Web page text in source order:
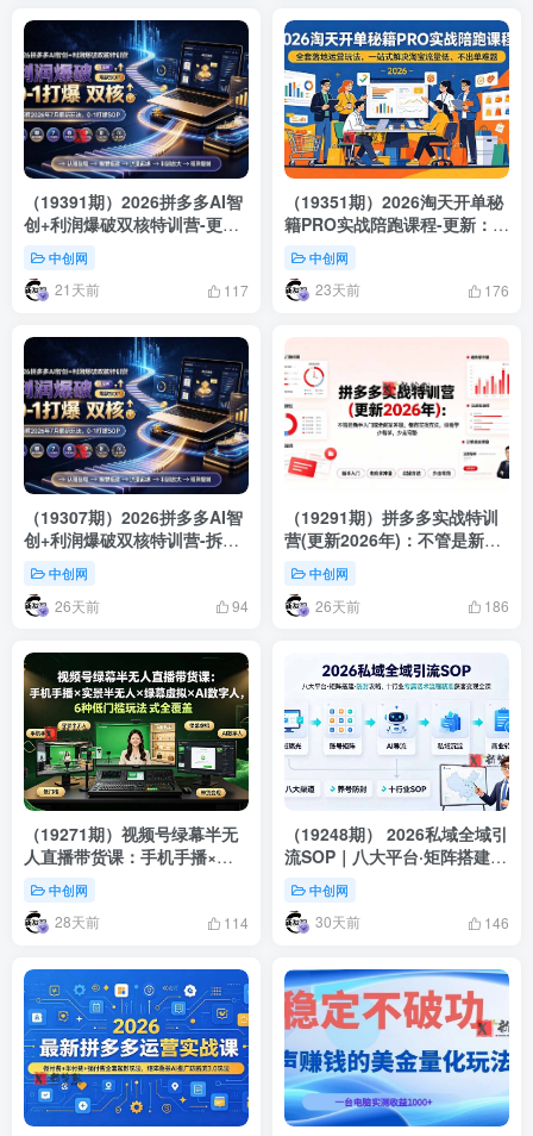
（19391期）2026拼多多AI智
创+利润爆破双核特训营-更
新：拆解2026年7月最新玩
法，0-1打爆SOP
中创网
21天前 117
（19351期）2026淘天开单秘
籍PRO实战陪跑课程-更新：全
套落地运营玩法，一站式解决
淘宝流量低、不出单难题
中创网
23天前 176
（19307期）2026拼多多AI智
创+利润爆破双核特训营-拆解
2026年7月最新玩法，0-1打爆
SOP中创网
26天前 94
（19291期）拼多多实战特训
营(更新2026年)：不管是新手
入门或老商家冲量，都有实操
方法，跟着学，少走弯路
中创网
26天前 186
（19271期）视频号绿幕半无
人直播带货课：手机手播×实
景半无人×绿幕虚拟×AI数字
人，6种低门槛玩法全覆盖
中创网
28天前 114
（19248期） 2026私域全域引
流SOP｜八大平台·矩阵搭建·
防封攻略，十行业专属话术流
程精准获客变现全课
中创网
30天前 146